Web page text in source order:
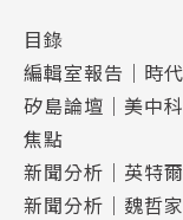
目錄
編輯室報告｜時
矽島論壇｜美中
焦點
新聞分析｜英特
新聞分析｜魏哲